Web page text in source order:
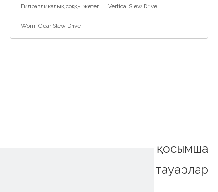
Гидравликалық соққы жетегі Vertical Slew Drive
Worm Gear Slew Drive
қосымша
тауарлар